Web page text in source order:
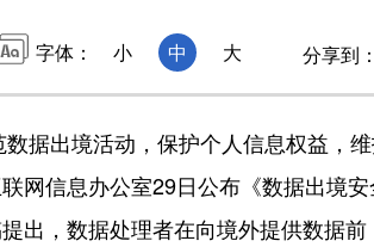
字体： 小 中 大 分享到：
出境活动，保护个人信息权益，
网信息办公室29日公布《数据出境
出，数据处理者在向境外提供数据